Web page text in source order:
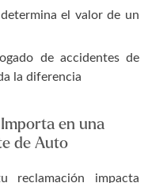
el valor de un
de accidentes de
la diferencia
en una
de Auto
reclamación impacta